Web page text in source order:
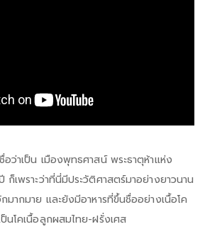
ว่าเป็น เมืองพุทธศาสน์ พระธาตุห้าแห่ง
เพราะว่าที่นี่มีประวัติศาสตร์มาอย่างยาวนาน
มากมาย และยังมีอาหารที่ขึ้นชื่ออย่างเนื้อโค
นโคเนื้อลูกผสมไทย-ฝรั่งเศส